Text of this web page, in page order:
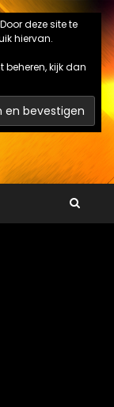
deze site te
hiervan.
beheren, kijk dan